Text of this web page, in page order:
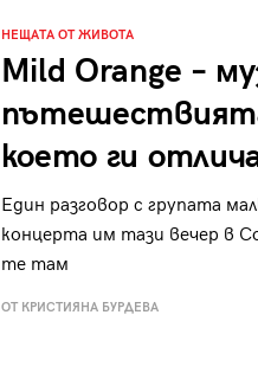
НЕЩАТА ОТ ЖИВОТА
Mild Orange –
което ги
Един разговор с групата
концерта им тази вечер в
те там
ОТ КРИСТИЯНА БУРДЕВА